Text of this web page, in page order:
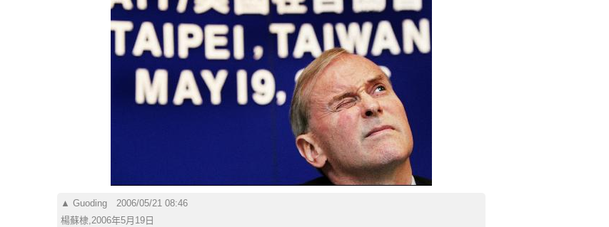
▲ Guoding
2006/05/21 08:46
楊蘇棣,2006年5月19日